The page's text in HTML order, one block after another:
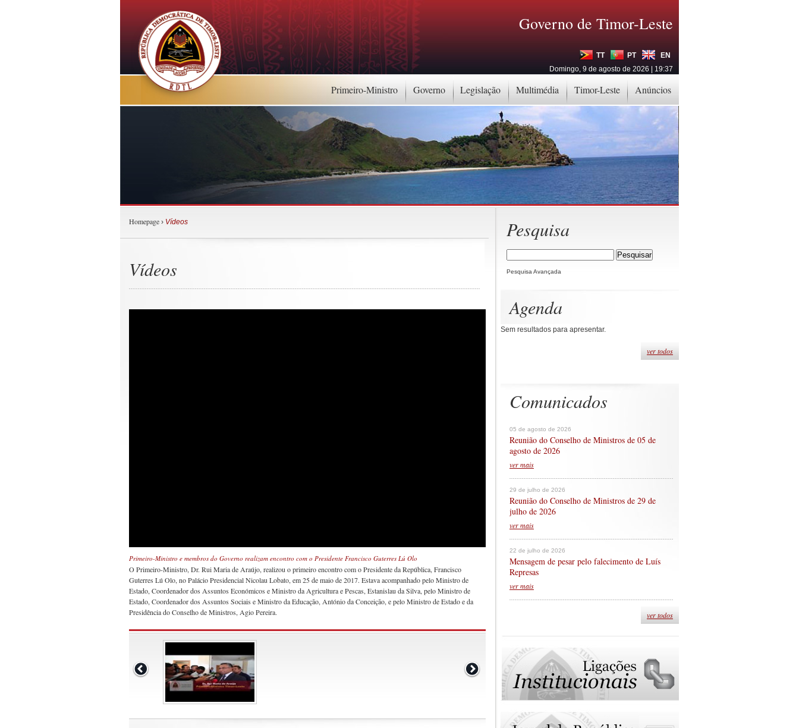
Primeiro-Ministro Governo Legislação Multimédia Timor-Leste Anúncios
Governo de Timor-Leste
TT PT
EN
Domingo, 9 de agosto de 2026 | 19:37
Pesquisa
Pesquisa Avançada
Agenda
Sem resultados para apresentar.
ver todos
Comunicados
05 de agosto de 2026
Reunião do Conselho de Ministros de 05 de
agosto de 2026
ver mais
29 de julho de 2026
Reunião do Conselho de Ministros de 29 de
julho de 2026
ver mais
22 de julho de 2026
Mensagem de pesar pelo falecimento de Luís
Represas
ver mais
ver todos
Homepage › Vídeos
Vídeos
Primeiro-Ministro e membros do Governo realizam encontro com o Presidente Francisco Guterres Lú Olo
O Primeiro-Ministro, Dr. Rui Maria de Araújo, realizou o primeiro encontro com o Presidente da República, Francisco
Guterres Lú Olo, no Palácio Presidencial Nicolau Lobato, em 25 de maio de 2017. Estava acompanhado pelo Ministro de
Estado, Coordenador dos Assuntos Económicos e Ministro da Agricultura e Pescas, Estanislau da Silva, pelo Ministro de
Estado, Coordenador dos Assuntos Sociais e Ministro da Educação, António da Conceição, e pelo Ministro de Estado e da
Presidência do Conselho de Ministros, Agio Pereira.